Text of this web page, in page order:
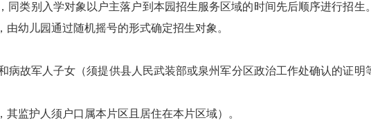
同类别入学对象以户主落户到本园招生服务区域的时间先后顺序进行招生
幼儿园通过随机摇号的形式确定招生对象。
军人子女（须提供县人民武装部或泉州军分区政治工作处确认的证明
护人须户口属本片区且居住在本片区域）。